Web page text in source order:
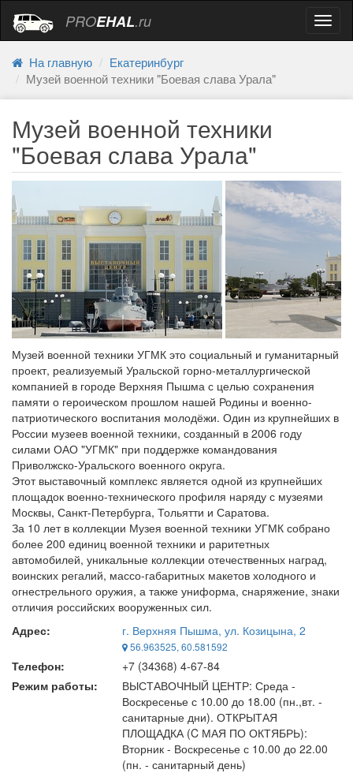
PROEHAL.ru
На главную
Екатеринбург
Музей военной техники "Боевая слава Урала"
Музей военной техники
"Боевая слава Урала"
Музей военной техники УГМК это социальный и гуманитарный
проект, реализуемый Уральской горно-металлургической
компанией в городе Верхняя Пышма с целью сохранения
памяти о героическом прошлом нашей Родины и военно-
патриотического воспитания молодёжи. Один из крупнейших в
России музеев военной техники, созданный в 2006 году
силами ОАО "УГМК" при поддержке командования
Приволжско-Уральского военного округа.
Этот выставочный комплекс является одной из крупнейших
площадок военно-технического профиля наряду с музеями
Москвы, Санкт-Петербурга, Тольятти и Саратова.
За 10 лет в коллекции Музея военной техники УГМК собрано
более 200 единиц военной техники и раритетных
автомобилей, уникальные коллекции отечественных наград,
воинских регалий, массо-габаритных макетов холодного и
огнестрельного оружия, а также униформа, снаряжение, знаки
отличия российских вооруженных сил.
Адрес:
г. Верхняя Пышма, ул. Козицына, 2
56.963525, 60.581592
Телефон:
+7 (34368) 4-67-84
Режим работы:
ВЫСТАВОЧНЫЙ ЦЕНТР: Среда -
Воскресенье с 10.00 до 18.00 (пн.,вт. -
санитарные дни). ОТКРЫТАЯ
ПЛОЩАДКА (C МАЯ ПО ОКТЯБРЬ):
Вторник - Воскресенье с 10.00 до 22.00
(пн. - санитарный день)